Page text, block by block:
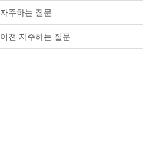
자주하는 질문
이전 자주하는 질문